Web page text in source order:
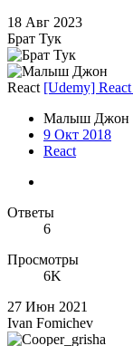
18 Авг 2023
Брат Тук
React [Udemy]
Малыш Джон
9 Окт 2018
React
Ответы
6
Просмотры
6K
27 Июн 2021
Ivan Fomichev